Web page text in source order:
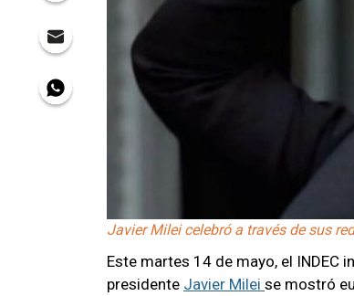
Javier Milei celebró a través de sus
Este martes 14 de mayo, el INDEC
presidente Javier Milei se mostró